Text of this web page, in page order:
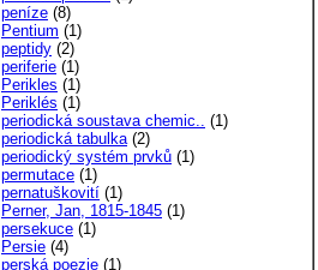
peníze (8)
Pentium (1)
peptidy (2)
periferie (1)
Perikles (1)
Periklés (1)
periodická soustava chemic.. (1)
periodická tabulka(2)
periodický systém prvků (1)
permutace (1)
pernatuškovití (1)
Perner, Jan, 1815-1845 (1)
persekuce (1)
Persie (4)
perská poezie (1)